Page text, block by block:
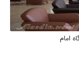
امام